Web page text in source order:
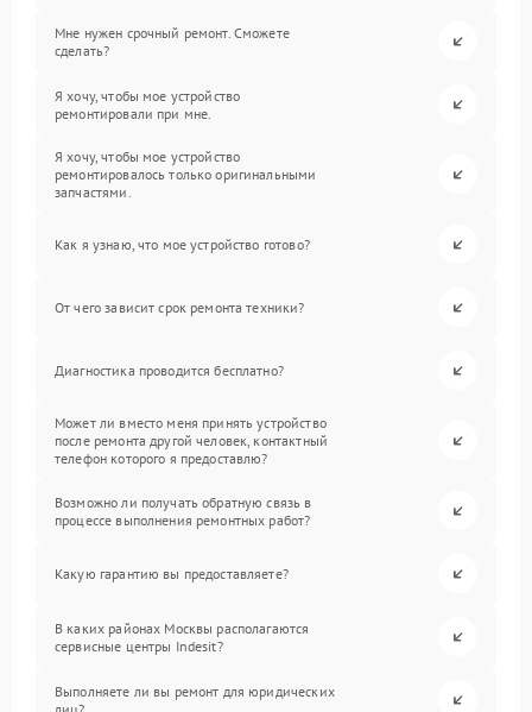
Мне нужен срочный ремонт. Сможете
сделать?
Я хочу, чтобы мое устройство
ремонтировали при мне.
Я хочу, чтобы мое устройство
ремонтировалось только оригинальными
запчастями.
Как я узнаю, что мое устройство готово?
От чего зависит срок ремонта техники?
Диагностика проводится бесплатно?
Может ли вместо меня принять устройство
после ремонта другой человек, контактный
телефон которого я предоставлю?
Возможно ли получать обратную связь в
процессе выполнения ремонтных работ?
Какую гарантию вы предоставляете?
В каких районах Москвы располагаются
сервисные центры Indesit?
Выполняете ли вы ремонт для юридических